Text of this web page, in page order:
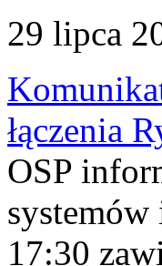
29 lipca
łączenia
OSP
17:30